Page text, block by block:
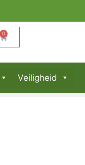
0
Veiligheid